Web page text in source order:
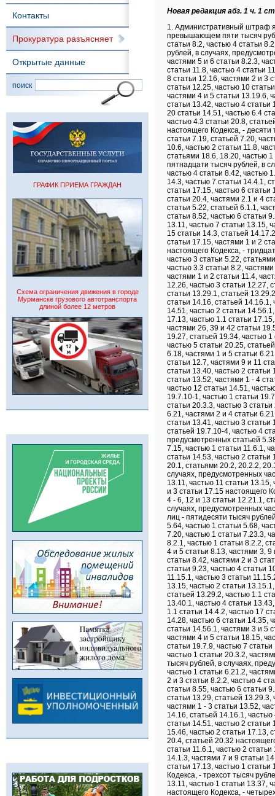
Контакты
Прокуратура разъясняет
Открытые данные
поиск
ГРАФИК ПРИЕМА ГРАЖДАН
Схема ограничения движения в городе
Мурманске грузового автотранспорта
длиной более 12 метров
Новая редакция абз. 1 ч. 1
1. Административный штраф является денежным взысканием, выражается в рублях и устанавливается для граждан в размере, не превышающем пяти тысяч рублей, а в случаях, предусмотренных частью 2 статьи 6.23, частями 5 и 7 статьи 6.35, частями 3, 5 и 6 статьи 8.2, частью 4 статьи 8.2.3, статьей 18.7, частью 2 статьи 19.15.1, частью 2 статьи 19.15.2 настоящего Кодекса, - семи тысяч рублей, в случаях, предусмотренных частью 2 статьи 5.61, частями 6, 8 - 10 статьи 6.35, статьями 7.1, 7.2, частью 1 статьи 8.2.2, частями 5 и 6 статьи 8.2.3, частью 3 статьи 8.42, частями 1, 2, 3 и 4 статьи 9.23, частью 2 статьи 10.7, частью 1 статьи 11.7, частью 1 статьи 11.8, частью 4 статьи 11.14.3, частями 5 и 7 статьи 12.9, частью 3 статьи 12.12, частями 4 и 5 статьи 12.15, частями 3, 3.1, 7 и 8 статьи 12.16, частями 2 и 3 статьи 12.17, частями 9 и 11 статьи 12.21.1, статьей 12.21.3, частью 1 статьи 12.24, частями 2 и 4 статьи 12.25, частью 10 статьи 13.11, частями 2 и 6 статьи 13.12, статьями 13.12.2, 13.14, 13.14.1, частями 4 и 5 статьи 13.19.5, частями 4 и 5 статьи 13.19.6, частью 1.1 статьи 13.31, частью 1 статьи 13.35, частью 2 статьи 13.36, частью 2 статьи 13.39, частью 4 статьи 13.42, частью 4 статьи 13.43, частью 2 статьи 13.44, частью 1 статьи 13.45, частями 3 и 4 статьи 14.4.1, частями 13, 15, 18 и 20 статьи 14.51, частью 6.4 статьи 15.25, частью 2 статьи 18.14, частью 7 статьи 19.4, частью 10 статьи 19.5, частью 1 статьи 19.12, частью 4.3 статьи 20.8, статьей 20.10, частью 4 статьи 20.12, частью 1.1 статьи 20.16, частью 2 статьи 20.17, частью 2 статьи 20.30 настоящего Кодекса, - десяти тысяч рублей, в случаях, предусмотренных статьями 5.20, 5.66, частями 11 и 12 статьи 6.35, частью 1 статьи 7.19, статьей 7.20, частью 3.1 статьи 8.2, частью 2 статьи 8.2.2, частью 2 статьи 8.52, частью 1 статьи 8.53, частью 3 статьи 10.6, частью 2 статьи 11.8, частью 1 статьи 12.7, частями 1 и 2 статьи 13.11, частью 1 статьи 14.10, частями 7 и 21 статьи 14.51, статьями 18.6, 18.20, частью 1 статьи 20.4, частью 3 статьи 20.30, статьей 20.33, частью 3 статьи 21.5 настоящего Кодекса, - пятнадцати тысяч рублей, в случаях, предусмотренных статьями 5.10, 5.12, 5.35.1, частью 3 статьи 8.2.2, частью 1 статьи 8.8, частью 4 статьи 8.42, частью